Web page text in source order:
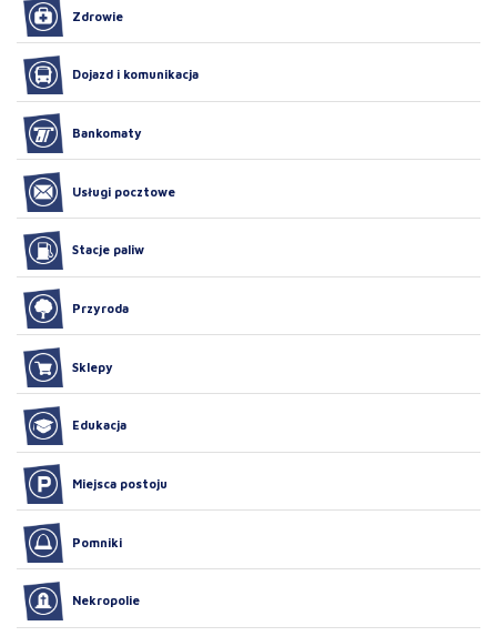
Zdrowie
Dojazd i komunikacja
Bankomaty
Usługi pocztowe
Stacje paliw
Przyroda
Sklepy
Edukacja
Miejsca postoju
Pomniki
Nekropolie